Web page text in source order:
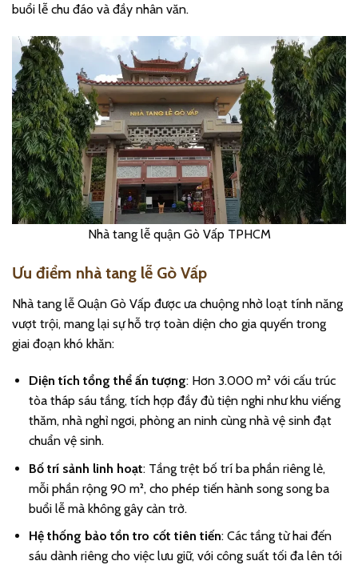
buổi lễ chu đáo và đầy nhân văn.
Nhà tang lễ quận Gò Vấp TPHCM
Ưu điểm nhà tang lễ Gò Vấp
Nhà tang lễ Quận Gò Vấp được ưa chuộng nhờ loạt tính năng
vượt trội, mang lại sự hỗ trợ toàn diện cho gia quyến trong
giai đoạn khó khăn:
Diện tích tổng thể ấn tượng: Hơn 3.000 m² với cấu trúc
tòa tháp sáu tầng, tích hợp đầy đủ tiện nghi như khu viếng
thăm, nhà nghỉ ngơi, phòng an ninh cùng nhà vệ sinh đạt
chuẩn vệ sinh.
Bố trí sảnh linh hoạt: Tầng trệt bố trí ba phần riêng lẻ,
mỗi phần rộng 90 m², cho phép tiến hành song song ba
buổi lễ mà không gây cản trở.
Hệ thống bảo tồn tro cốt tiên tiến: Các tầng từ hai đến
sáu dành riêng cho việc lưu giữ, với công suất tối đa lên tới